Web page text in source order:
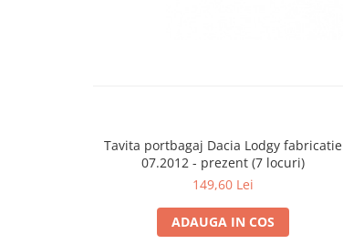
Difuzoare-Sisteme / Componente
Tavita portbagaj Dacia Lodgy fabricatie
07.2012 - prezent (7 locuri)
149,60 Lei
ADAUGA IN COS